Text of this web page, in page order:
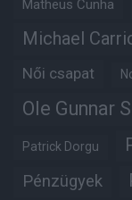
Matheus Cunha
Michael
Női csapat
Ole Gunnar
Patrick Dorgu
Pénzügyek